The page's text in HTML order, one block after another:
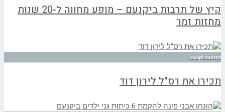
קיץ של תרבות ביקנעם – מופע מחווה ל-20 שנות
מחזות זמר
חדשות יקנעם
תכירו את רס"ל לירון דוד